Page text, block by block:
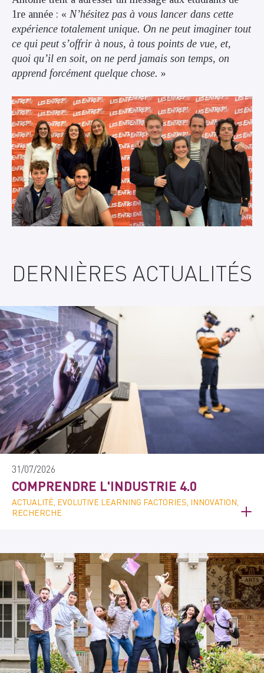
1re année : « N’hésitez pas à vous lancer dans cette
expérience totalement unique. On ne peut imaginer tout
ce qui peut s’offrir à nous, à tous points de vue, et,
quoi qu’il en soit, on ne perd jamais son temps, on
apprend forcément quelque chose. »
DERNIÈRES ACTUALITÉS
31/07/2026
COMPRENDRE L'INDUSTRIE 4.0
ACTUALITÉ, EVOLUTIVE LEARNING FACTORIES, INNOVATION,
RECHERCHE